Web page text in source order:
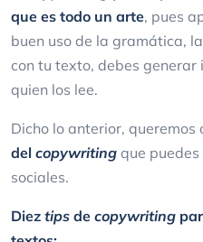
que es todo un arte, pues
buen uso de la gramática,
con tu texto, debes generar
quien los lee.
Dicho lo anterior, queremos
del copywriting que
sociales.
Diez tips de copywriting